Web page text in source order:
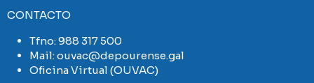
CONTACTO
Tfno:988 317 500
Mail:ouvac@depourense.gal
Oficina Virtual (OUVAC)